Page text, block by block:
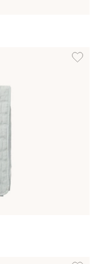
även i dessa färger:
Lägg
Lägg